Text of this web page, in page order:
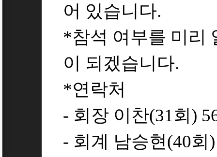
어 있습니다.
*참석 여부를 미리
이 되겠습니다.
*연락처
- 회장 이찬(31회)
- 회계 남승현(40회